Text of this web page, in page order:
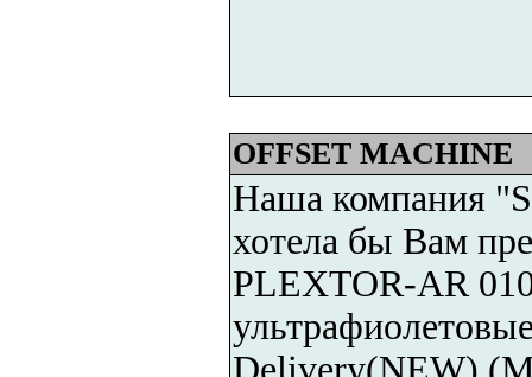
OFFSET MACHINE
Наша компания
хотела бы Вам
PLEXTOR-AR
Delivery(NEW)